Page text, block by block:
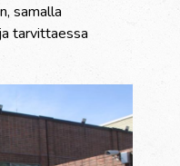
samalla
tarvittaessa